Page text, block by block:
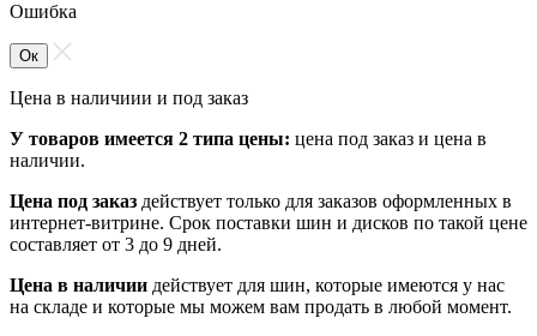
Ошибка
Ок
Цена в наличиии и под заказ
У товаров имеется 2 типа цены: цена под заказ и цена в
наличии.
Цена под заказ действует только для заказов оформленных в
интернет-витрине. Срок поставки шин и дисков по такой цене
составляет от 3 до 9 дней.
Цена в наличии действует для шин, которые имеются у нас
на складе и которые мы можем вам продать в любой момент.